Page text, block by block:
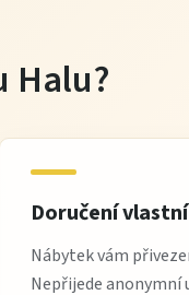
Halu?
Doručení
Nábytek vám
Nepřijede anonymní